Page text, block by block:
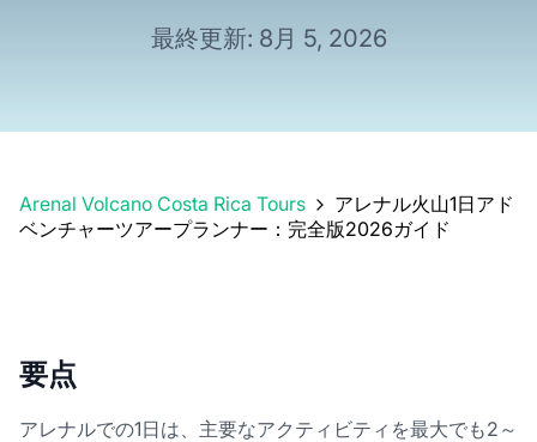
最終更新: 8月 5, 2026
Arenal Volcano Costa Rica Tours
アレナル火山1日アド
ベンチャーツアープランナー：完全版2026ガイド
要点
アレナルでの1日は、主要なアクティビティを最大でも2～